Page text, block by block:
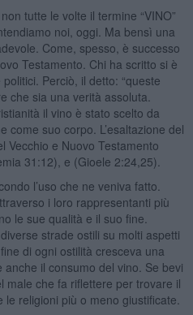
tutte le volte il termine “VINO”
noi, oggi. Ma bensì una
Come, spesso, è successo
Testamento. Chi ha scritto si è
Perciò, il detto: “queste
che sia una verità assoluta.
il vino è stato scelto da
come suo corpo. L’esaltazione del
Vecchio e Nuovo Testamento
31:12), e (Gioele 2:24,25).
l’uso che ne veniva fatto.
i loro rappresentanti più
le sue qualità e il suo fine.
strade ostili su molti aspetti
di ogni ostilità cresceva una
il consumo del vino. Se bevi
male che fa riflettere per trovare il
le religioni più o meno giustificate.